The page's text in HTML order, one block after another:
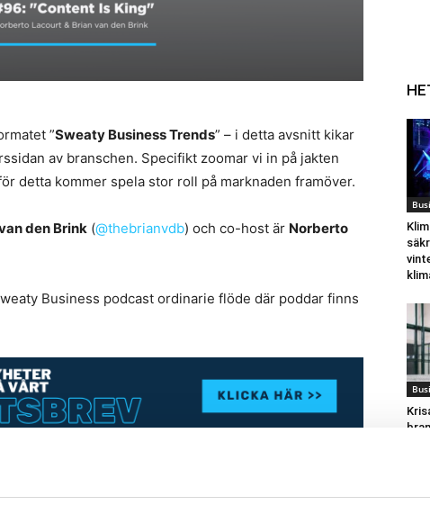
”Sweaty Business Trends” – i detta avsnitt kikar
av branschen. Specifikt zoomar vi in på jakten
detta kommer spela stor roll på marknaden framöver.
den Brink (@thebrianvdb) och co-host är Norberto
Business podcast ordinarie flöde där poddar finns